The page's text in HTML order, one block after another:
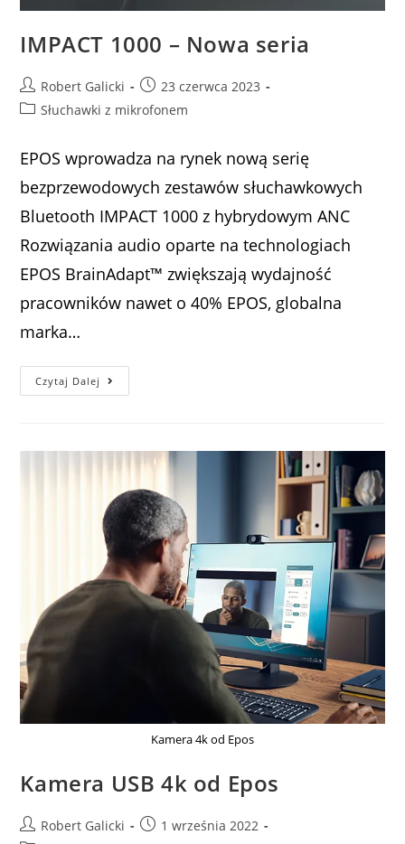
IMPACT 1000 – Nowa seria
Robert Galicki
23 czerwca 2023
Słuchawki z mikrofonem
EPOS wprowadza na rynek nową serię
bezprzewodowych zestawów słuchawkowych
Bluetooth IMPACT 1000 z hybrydowym ANC
Rozwiązania audio oparte na technologiach
EPOS BrainAdapt™ zwiększają wydajność
pracowników nawet o 40% EPOS, globalna
marka…
Czytaj Dalej
Kamera 4k od Epos
Kamera USB 4k od Epos
Robert Galicki
1 września 2022